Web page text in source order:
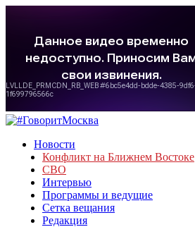
Новости
Конфликт на Ближнем Востоке
СВО
Интервью
Программы и ведущие
Сетка вещания
Редакция